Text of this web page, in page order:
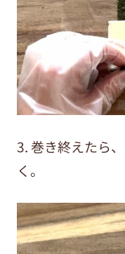
3. 巻き終えたら、
く。